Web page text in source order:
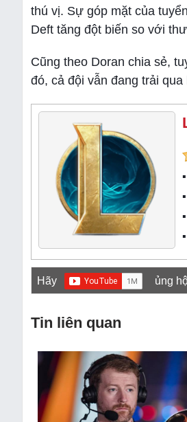
thú vị. Sự góp mặt của
Deft tăng đột biến so với
Cũng theo Doran chia sẻ,
đó, cả đội vẫn đang trải
Hãy ủng
Tin liên quan